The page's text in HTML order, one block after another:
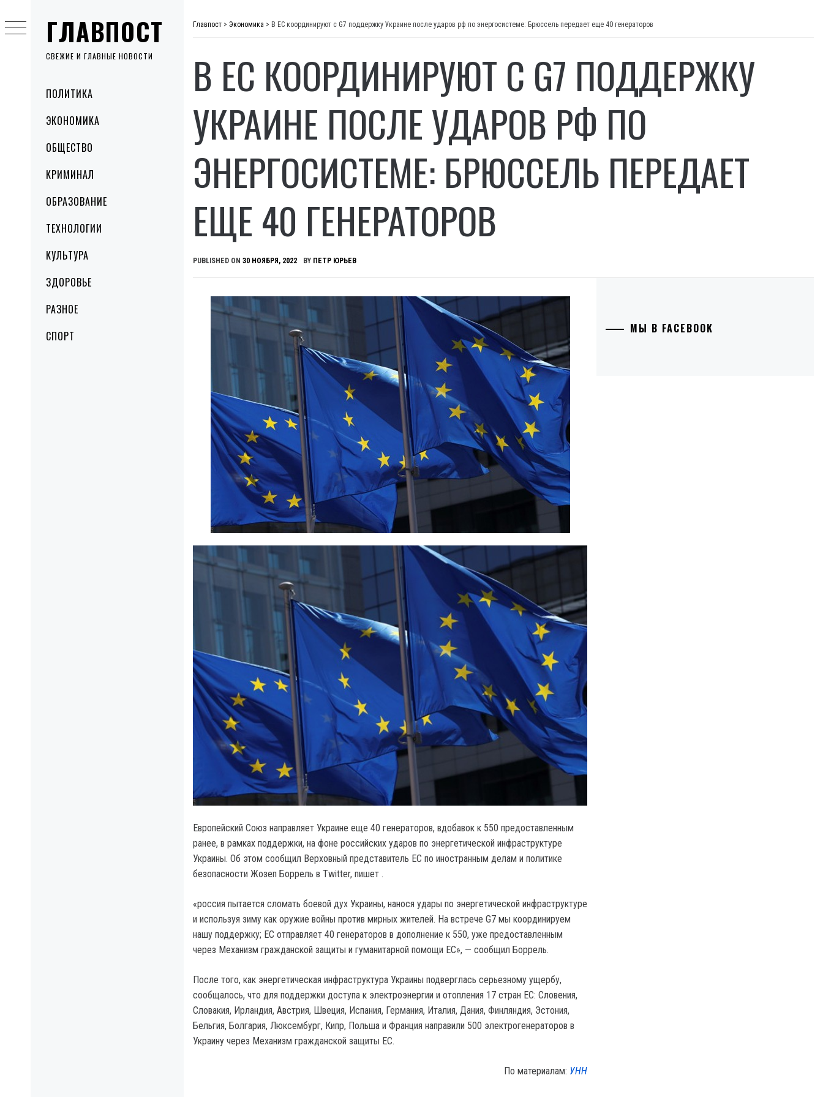
ГЛАВПОСТ
СВЕЖИЕ И ГЛАВНЫЕ НОВОСТИ
MenuПОЛИТИКА
ЭКОНОМИКА
ОБЩЕСТВО
КРИМИНАЛ
ОБРАЗОВАНИЕ
ТЕХНОЛОГИИ
КУЛЬТУРА
ЗДОРОВЬЕ
РАЗНОЕ
СПОРТ
to
content
Главпост > Экономика > В ЕС координируют с G7 поддержку Украине после ударов рф по энергосистеме: Брюссель передает еще 40 генераторов
В ЕС КООРДИНИРУЮТ С G7 ПОДДЕРЖКУ
УКРАИНЕ ПОСЛЕ УДАРОВ РФ ПО
ЭНЕРГОСИСТЕМЕ: БРЮССЕЛЬ ПЕРЕДАЕТ
ЕЩЕ 40 ГЕНЕРАТОРОВ
PUBLISHED ON 30 НОЯБРЯ, 2022 BY ПЕТР ЮРЬЕВ
Европейский Союз направляет Украине еще 40 генераторов, вдобавок к 550 предоставленным
ранее, в рамках поддержки, на фоне российских ударов по энергетической инфраструктуре
Украины. Об этом сообщил Верховный представитель ЕС по иностранным делам и политике
безопасности Жозеп Боррель в Twitter, пишет .
«россия пытается сломать боевой дух Украины, нанося удары по энергетической инфраструктуре
и используя зиму как оружие войны против мирных жителей. На встрече G7 мы координируем
нашу поддержку; ЕС отправляет 40 генераторов в дополнение к 550, уже предоставленным
через Механизм гражданской защиты и гуманитарной помощи ЕС», — сообщил Боррель.
После того, как энергетическая инфраструктура Украины подверглась серьезному ущербу,
сообщалось, что для поддержки доступа к электроэнергии и отопления 17 стран ЕС: Словения,
Словакия, Ирландия, Австрия, Швеция, Испания, Германия, Италия, Дания, Финляндия, Эстония,
Бельгия, Болгария, Люксембург, Кипр, Польша и Франция направили 500 электрогенераторов в
Украину через Механизм гражданской защиты ЕС.
По материалам: УНН
МЫ В FACEBOOK